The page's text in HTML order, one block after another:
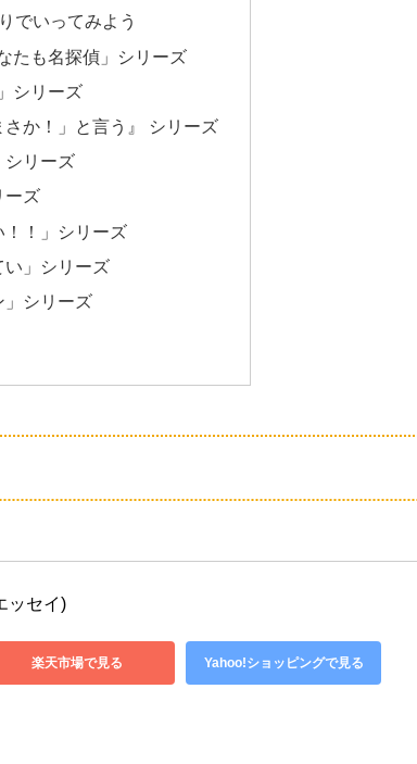
いってみよう
たも名探偵」シリーズ
シリーズ
か！」と言う』 シリーズ
リーズ
ズ
！」シリーズ
」シリーズ
シリーズ
ッセイ)
楽天市場で見る Yahoo!ショッピングで見る